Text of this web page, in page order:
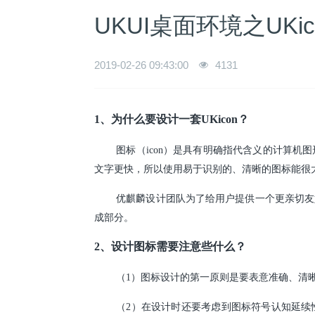
UKUI桌面环境之
2019-02-26 09:43:00 4131
1、为什么要设计一套UKicon？
图标（icon）是具有明确指代含义的计算机
文字更快，所以使用易于识别的、清晰的图标能
优麒麟设计团队为了给用户提供一个更亲切
成部分。
2、设计图标需要注意些什么？
（1）图标设计的第一原则是要表意准确、
（2）在设计时还要考虑到图标符号认知延